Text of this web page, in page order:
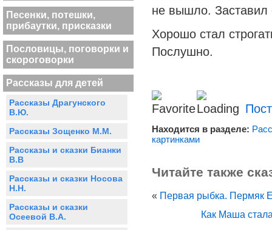
Песенки, потешки,
прибаутки, присказки
Пословицы, поговорки и
скороговорки
Рассказы для детей
Рассказы Драгунского
В.Ю.
Рассказы Зощенко М.М.
Рассказы и сказки Бианки
В.В
Рассказы и сказки Носова
Н.Н.
Рассказы и сказки
Осеевой В.А.
не вышло. Заставил
Хорошо стал
Послушно.
Находится в разделе:
картинками
Читайте также
« Первая рыбка. Пермяк
Как Маша